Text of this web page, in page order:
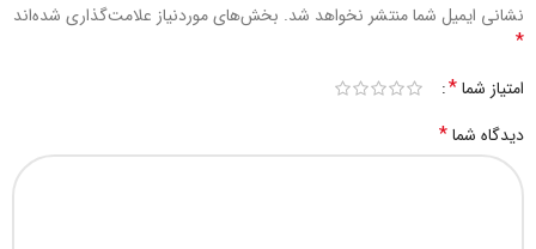
نشانی ایمیل شما منتشر نخواهد شد. بخش‌های موردنیاز علامت‌گذاری شده‌اند
*
امتیاز شما*
دیدگاه شما*